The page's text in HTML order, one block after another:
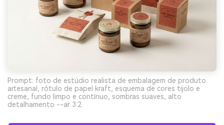
Prompt: foto de estúdio realista de embalagem de produto
artesanal, rótulo de papel kraft, esquema de cores tijolo e
creme, fundo limpo e contínuo, sombras suaves, alto
detalhamento --ar 3:2